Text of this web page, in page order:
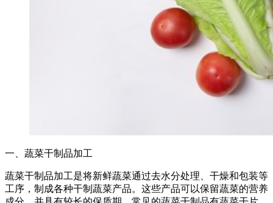
一、蔬菜干制品加工
蔬菜干制品加工是将新鲜蔬菜通过去水分处理、干燥和包装等
工序，制成各种干制蔬菜产品。这些产品可以保留蔬菜的营养